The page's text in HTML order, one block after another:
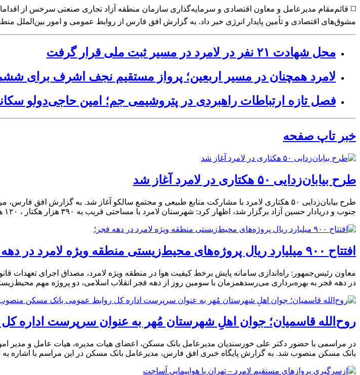
◻️ قائم‌مقام مدیرعامل و معاون اقتصادی و سرمایه‌گذاری سازمان منطقه آزاد تجاری صنعتی سرخس از
مشوق‌های اقتصادی و تأمین پایدار انرژی خبر داد. به گزارش افق فارس از روابط عمومی و امور بین‌الملل
محل شهادت ۲۱ نفر در لامرد در مسیر ثبت ملی قرار گرفت
لامرد همچنان در مسیر اربعین؛ پرواز مستقیم نجف اشرف برای
فصل تازه ارتباطات راهبردی در پتروشیمی جم؛ امین حاجی‌دولو
خبر تاپ صفحه
طرح بیابان‌زدایی ۵٠ هکتاری در لامرد آغاز شد
طرح بیابان‌زدایی ۵۰ هکتاری لامرد با مشارکت منابع طبیعی و مجتمع سالکو آغاز شد. به گزارش
جنوب و دریادار حسین آزاد برگزار شد، اظهار کرد: شهرستان لامرد با مساحتی قریب به ۳۹۰ هزار هکتار ، ۱۲۰ هزار
افتتاح ٩٠٠ میلیارد ریال پروژه‌های محیط‌زیستی منطقه ویژه لامرد در دهه فجر؛
در دهه فجر به بهره‌برداری می‌رسدهمزمان با سومین روز از دهه فجر انقلاب اسلامی، دو پروژه مهم
روح‌الله قاسمیان؛ جوان اهلِ شهرستان مُهر به عنوان سرپرست
در مراسمی با حضور دکتر علی خورسندیان مدیرعامل بانک مسکن، اعضای هیات مدیره، هیات عامل و
بانک مسکن منصوب شد. به گزارش پایگاه خبری افق فارس، مدیرعامل بانک مسکن در این مراسم با اشاره